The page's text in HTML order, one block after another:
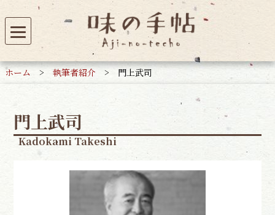
ホーム > 執筆者紹介 > 門上武司
門上武司
Kadokami Takeshi